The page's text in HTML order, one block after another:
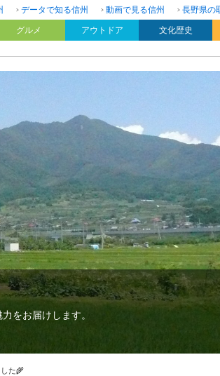
データで知る信州 動画で見る信州 長野県の
グルメ アウトドア 文化歴史
をお届けします。
た🌾